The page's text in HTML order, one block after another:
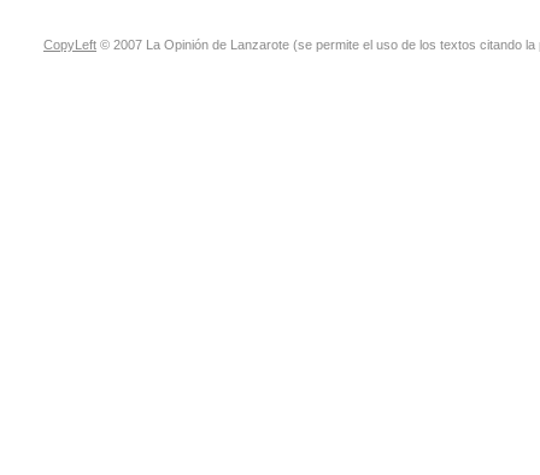
CopyLeft © 2007 La Opinión de Lanzarote (se permite el uso de los textos citando